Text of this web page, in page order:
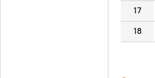
17
18